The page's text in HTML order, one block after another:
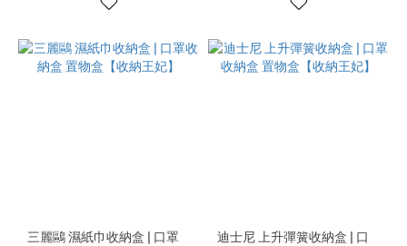
三麗鷗 濕紙巾收納盒 | 口罩
迪士尼 上升彈簧收納盒 | 口